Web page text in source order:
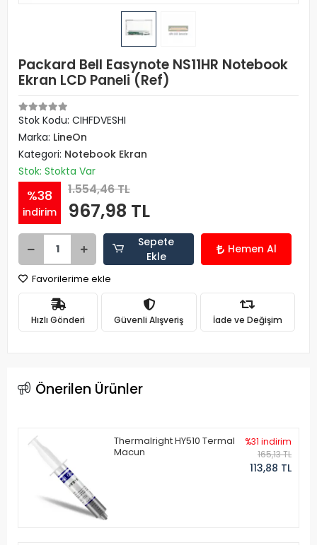
Packard Bell Easynote NS11HR Notebook
Ekran LCD Paneli (Ref)
Stok Kodu: CIHFDVESHI
Marka: LineOn
Kategori: Notebook Ekran
Stok: Stokta Var
%38
indirim
1.554,46 TL
967,98 TL
Sepete
Ekle
Hemen Al
Favorilerime ekle
Hızlı Gönderi Güvenli Alışveriş İade ve Değişim
Önerilen Ürünler
Thermalright HY510 Termal
Macun
%31 indirim
165,13 TL
113,88 TL